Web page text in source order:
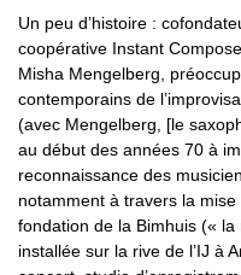
Un peu d’histoire :
coopérative Instant
Misha Mengelberg,
contemporains de
(avec Mengelberg, [le
au début des années 70 à
reconnaissance des
notamment à travers la
fondation de la Bimhuis (« la
installée sur la rive de l’IJ à